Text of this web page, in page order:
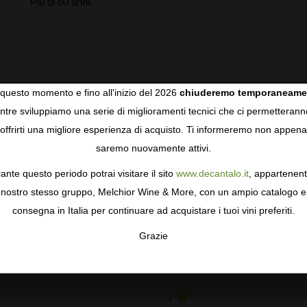
RECENSIONI DEGLI UTENTI
2 recensioni
5
COOKIES
come i cookie per personalizzare e mejorar la tua
sulla privacy
per saperne di più, o gestisci le tue
Consenso.
momento e fino all'inizio del 2026 chiuderemo
sviluppiamo una serie di miglioramenti tecnici che ci
offrirti una migliore esperienza di acquisto. Ti informeremo non appena
saremo nuovamente attivi.
questo periodo potrai visitare il sito www.decantalo.it,
nostro stesso gruppo, Melchior Wine & More, con un ampio catalogo e
consegna in Italia per continuare ad acquistare i tuoi vini preferiti.
Grazie